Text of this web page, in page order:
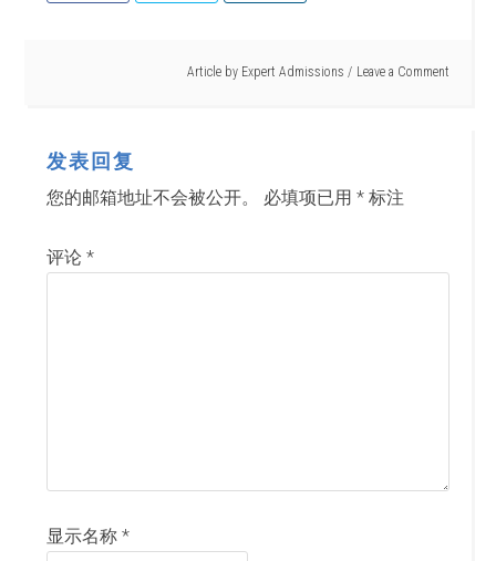
Article by Expert Admissions Leave a Comment
发表回复
您的邮箱地址不会被公开。 必填项已用* 标注
评论*
显示名称*